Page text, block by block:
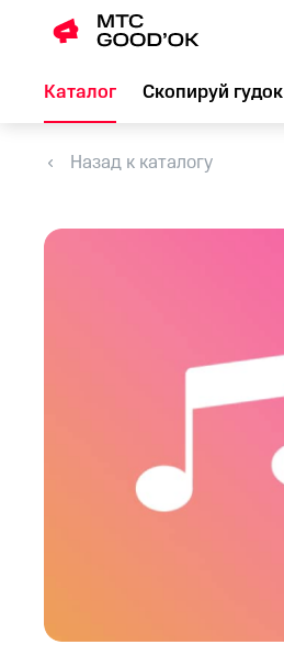
Каталог Скопируй гудок
Назад к каталогу